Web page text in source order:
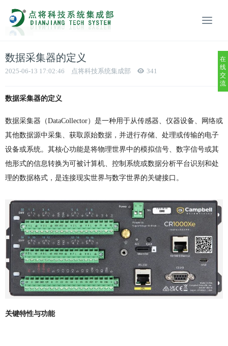
数据采集器的定义
2025-06-13 17:02:46 点将科技系统集成部 341
数据采集器的定义
数据采集器（DataCollector）是一种用于从传感器、仪器设备、网络或
其他数据源中采集、获取原始数据，并进行存储、处理或传输的电子
设备或系统。其核心功能是将物理世界中的模拟信号、数字信号或其
他形式的信息转换为可被计算机、控制系统或数据分析平台识别和处
理的数据格式，是连接现实世界与数字世界的关键接口。
关键特性与功能
在
线
交
流